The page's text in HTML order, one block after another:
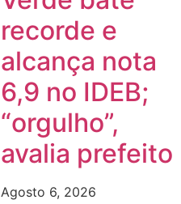
recorde e
alcança nota
6,9 no IDEB;
“orgulho”,
avalia prefeito
Agosto 6, 2026